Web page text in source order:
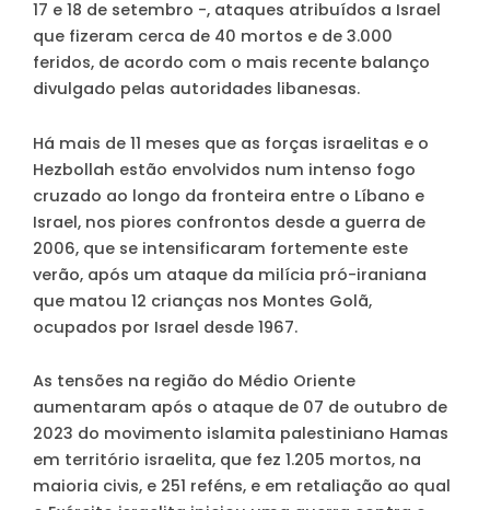
17 e 18 de setembro -, ataques atribuídos a Israel
que fizeram cerca de 40 mortos e de 3.000
feridos, de acordo com o mais recente balanço
divulgado pelas autoridades libanesas.
Há mais de 11 meses que as forças israelitas e o
Hezbollah estão envolvidos num intenso fogo
cruzado ao longo da fronteira entre o Líbano e
Israel, nos piores confrontos desde a guerra de
2006, que se intensificaram fortemente este
verão, após um ataque da milícia pró-iraniana
que matou 12 crianças nos Montes Golã,
ocupados por Israel desde 1967.
As tensões na região do Médio Oriente
aumentaram após o ataque de 07 de outubro de
2023 do movimento islamita palestiniano Hamas
em território israelita, que fez 1.205 mortos, na
maioria civis, e 251 reféns, e em retaliação ao qual